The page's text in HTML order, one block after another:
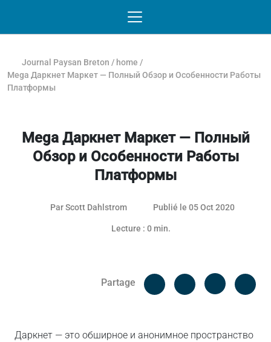
Journal Paysan Breton / home /
Mega Даркнет Маркет — Полный Обзор и Особенности Работы
Платформы
Mega Даркнет Маркет — Полный
Обзор и Особенности Работы
Платформы
ParScott Dahlstrom Publié le 05 Oct 2020
Lecture : 0 min.
Partage
Facebook
Даркнет — это обширное и анонимное пространство